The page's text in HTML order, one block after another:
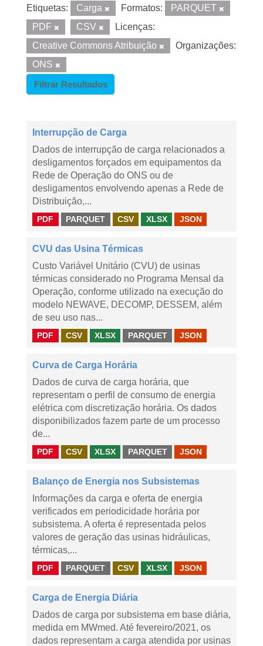
Etiquetas: Carga Formatos:
PARQUET
PDF
CSV
Licenças:
Creative Commons Atribuição
Organizações:
ONS
Filtrar Resultados
Interrupção de Carga
Dados de interrupção de carga relacionados a
desligamentos forçados em equipamentos da
Rede de Operação do ONS ou de
desligamentos envolvendo apenas a Rede de
Distribuição,...
PDF PARQUET CSV XLSX JSON
CVU das Usina Térmicas
Custo Variável Unitário (CVU) de usinas
térmicas considerado no Programa Mensal da
Operação, conforme utilizado na execução do
modelo NEWAVE, DECOMP, DESSEM, além
de seu uso nas...
PDF CSV XLSX PARQUET JSON
Curva de Carga Horária
Dados de curva de carga horária, que
representam o perfil de consumo de energia
elétrica com discretização horária. Os dados
disponibilizados fazem parte de um processo
de...
PDF CSV XLSX PARQUET JSON
Balanço de Energia nos Subsistemas
Informações da carga e oferta de energia
verificados em periodicidade horária por
subsistema. A oferta é representada pelos
valores de geração das usinas hidráulicas,
térmicas,...
PDF PARQUET CSV XLSX JSON
Carga de Energia Diária
Dados de carga por subsistema em base diária,
medida em MWmed. Até fevereiro/2021, os
dados representam a carga atendida por usinas